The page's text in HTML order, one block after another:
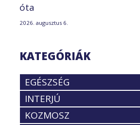
óta
2026. augusztus 6.
KATEGÓRIÁK
EGÉSZSÉG
INTERJÚ
KOZMOSZ